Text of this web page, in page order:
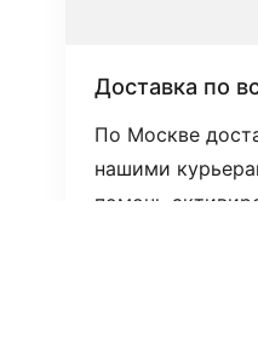
Доставка по
По Москве
нашими
помочь